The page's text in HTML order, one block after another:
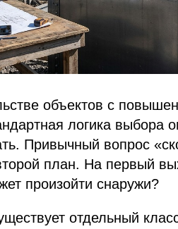
объектов с
логика выбора
Привычный вопрос
план. На первый
произойти снаружи?
отдельный